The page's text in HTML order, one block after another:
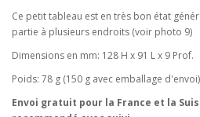
Ce petit tableau est en très bon état
partie à plusieurs endroits (voir photo 9)
Dimensions en mm: 128 H x 91 L x 9 Prof.
Poids: 78 g (150 g avec emballage d'envoi)
Envoi gratuit pour la France et la